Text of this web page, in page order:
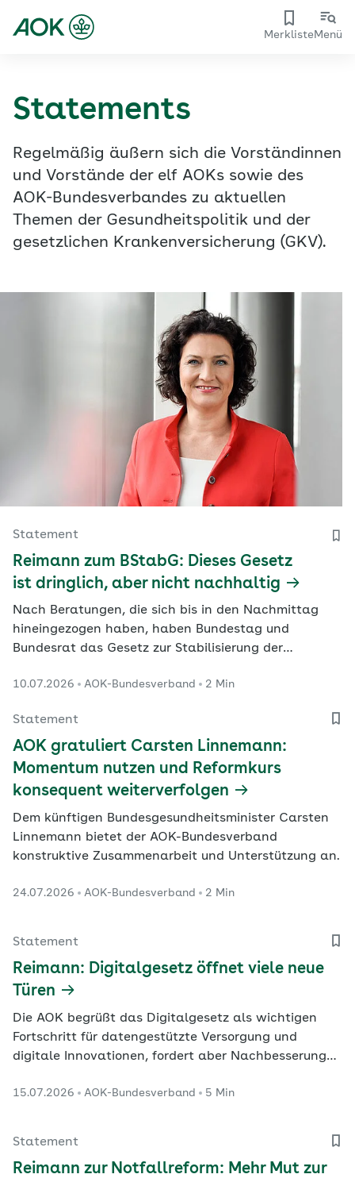
MerklisteMenü
Statements
Regelmäßig äußern sich die Vorständinnen
und Vorstände der elf AOKs sowie des
AOK-Bundesverbandes zu aktuellen
Themen der Gesundheitspolitik und der
gesetzlichen Krankenversicherung (GKV).
Statement
Reimann zum BStabG: Dieses Gesetz
ist dringlich, aber nicht nachhaltig
Nach Beratungen, die sich bis in den Nachmittag
hineingezogen haben, haben Bundestag und
Bundesrat das Gesetz zur Stabilisierung der
Krankenversicherung (BStabG) am Freitag gebilligt.
10.07.2026 AOK-Bundesverband 2 Min
Statement
AOK gratuliert Carsten Linnemann:
Momentum nutzen und Reformkurs
konsequent weiterverfolgen
Dem künftigen Bundesgesundheitsminister Carsten
Linnemann bietet der AOK-Bundesverband
konstruktive Zusammenarbeit und Unterstützung an.
24.07.2026 AOK-Bundesverband 2 Min
Statement
Reimann: Digitalgesetz öffnet viele neue
Türen
Die AOK begrüßt das Digitalgesetz als wichtigen
Fortschritt für datengestützte Versorgung und
digitale Innovationen, fordert aber Nachbesserungen
Direktabrechnung und Gematik-Governance.
15.07.2026 AOK-Bundesverband 5 Min
Statement
Reimann zur Notfallreform: Mehr Mut zur